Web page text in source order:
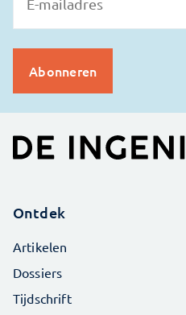
Ontdek
Artikelen
Dossiers
Tijdschrift